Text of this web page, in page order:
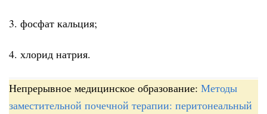
3. фосфат кальция;
4. хлорид натрия.
Непрерывное медицинское образование: Методы
заместительной почечной терапии: перитонеальный